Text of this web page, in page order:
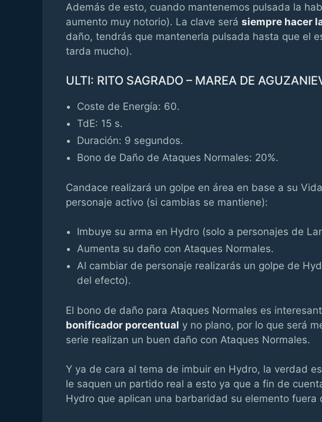
Además de esto, cuando mantenemos pulsada la
aumento muy notorio). La clave será siempre hacer
daño, tendrás que mantenerla pulsada hasta que el
tarda mucho).
ULTI: RITO SAGRADO – MAREA DE
Coste de Energía: 60.
TdE: 15 s.
Duración: 9 segundos.
Bono de Daño de Ataques Normales: 20%.
Candace realizará un golpe en área en base a su
personaje activo (si cambias se mantiene):
Imbuye su arma en Hydro (solo a personajes de
Aumenta su daño con Ataques Normales.
Al cambiar de personaje realizarás un golpe de
del efecto).
El bono de daño para Ataques Normales es
bonificador porcentual y no plano, por lo que será
serie realizan un buen daño con Ataques Normales.
Y ya de cara al tema de imbuir en Hydro, la verdad
le saquen un partido real a esto ya que a fin de
Hydro que aplican una barbaridad su elemento fuera